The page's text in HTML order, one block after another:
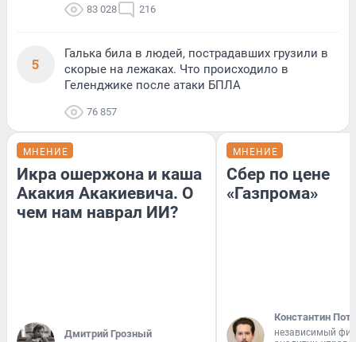
83 028 216
5
Галька била в людей, пострадавших грузили в
скорые на лежаках. Что происходило в
Геленджике после атаки БПЛА
76 857
МНЕНИЕ
Икра ошержона и каша
Акакия Акакиевича. О
чем нам наврал ИИ?
Дмитрий Грозный
МНЕНИЕ
Сбер по цене
«Газпрома»
Константин
независимый